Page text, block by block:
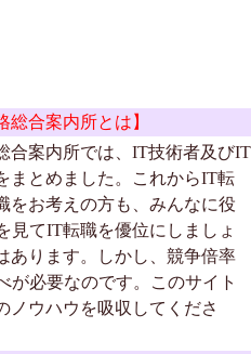
総合案内所とは】
合案内所では、IT技術者及びIT
まとめました。これからIT転
をお考えの方も、みんなに役
見てIT転職を優位にしましょ
あります。しかし、競争倍率
が必要なのです。このサイト
ノウハウを吸収してくださ